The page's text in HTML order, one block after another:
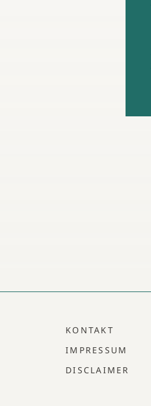
KONTAKT
IMPRESSUM
DISCLAIMER